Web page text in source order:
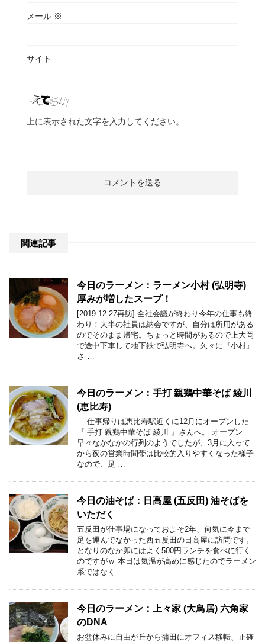
メール ※
サイト
上に表示された文字を入力してください。
関連記事
今日のラーメン：ラーメン小村 (弘明寺)
厚みが増したスープ！
[2019.12.27再訪] 全社会議が終わり今年の仕事も終
わり！大半の社員は納会ですが、自分は所用がある
のでそのまま帰宅。ちょっと時間があるので上大岡
で途中下車して地下鉄で弘明寺へ。久々に『小村』
さ …
今日のラーメン：手打 親鶏中華そば 綾川
(恵比寿)
仕事帰りは恵比寿駅近くに12月にオープンした
『 手打 親鶏中華そば 綾川 』さんへ。 オープン
早々なかなかの行列のようでしたが、3月に入って
から夜の営業時間帯は比較的入りやすくなった様子
なので、足 …
今日の油そば：日高屋 (五反田) 油そばを
いただく
五反田が仕事場になっておよそ2年、何気に今まで
足を運んでなかった西五反田の日高屋に訪問です。
となりのなか卯にはよく500円ランチを食べに行く
のですがｗ 本日は気温が高めに感じたのでラーメン
系ではなく …
今日のラーメン：上々家 (大鳥居) 六角家
のDNA
お盆休みに自由が丘から蒲田にオフィス移転、正確